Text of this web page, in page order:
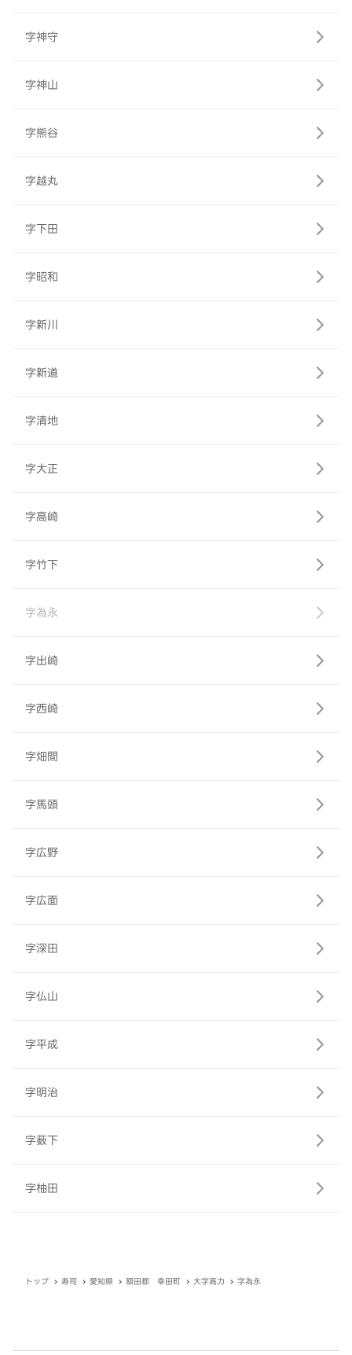
字神守
字神山
字熊谷
字越丸
字下田
字昭和
字新川
字新道
字清地
字大正
字高崎
字竹下
字為永
字出崎
字西崎
字畑間
字馬頭
字広野
字広面
字深田
字仏山
字平成
字明治
字薮下
字柚田
トップ 寿司 愛知県 額田郡 幸田町 大字高力 字為永